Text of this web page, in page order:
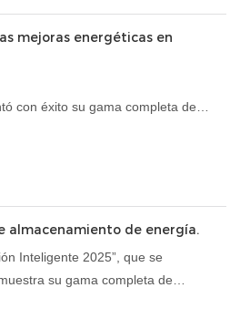
mejoras energéticas en
con éxito su gama completa de
almacenamiento de energía.
Inteligente 2025”, que se
su gama completa de